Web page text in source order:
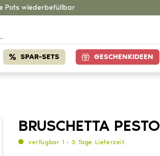
Pots wiederbefüllbar
SPAR-SETS GESCHENKIDEEN
BRUSCHETTA PESTO
verfügbar 1 - 3 Tage Lieferzeit